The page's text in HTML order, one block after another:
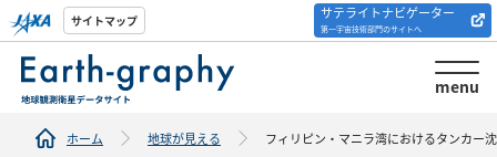
サイトマップ サテライトナビゲーター
第一宇宙技術部門のサイトへ
menu
解析ツール/サイトの
紹介
ホーム 地球が見える フィリピン・マニラ湾におけるタンカー